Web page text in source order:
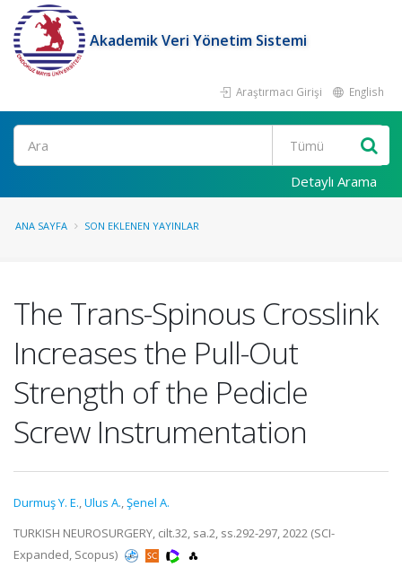
Akademik Veri Yönetim Sistemi
Araştırmacı Girişi English
Ara
Detaylı Arama
ANA SAYFA SON EKLENEN YAYINLAR
The Trans-Spinous Crosslink
Increases the Pull-Out
Strength of the Pedicle
Screw Instrumentation
Durmuş Y. E.,Ulus A.,Şenel A.
TURKISH NEUROSURGERY, cilt.32, sa.2, ss.292-297, 2022 (SCI-
Expanded, Scopus)